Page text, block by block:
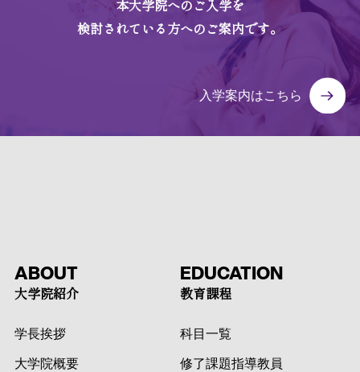
本大学院へのご入学を
検討されている方へのご案内です。
入学案内はこちら
ABOUT
大学院紹介
学長挨拶
大学院概要
EDUCATION
教育課程
科目一覧
修了課題指導教員